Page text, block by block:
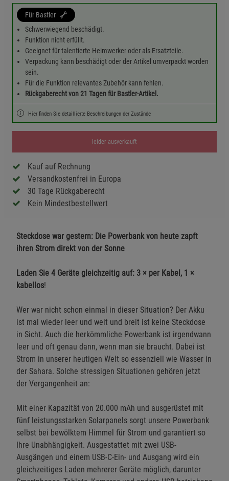
Für Bastler
Schwerwiegend beschädigt.
Funktion nicht erfüllt.
Geeignet für talentierte Heimwerker oder als Ersatzteile.
Verpackung kann beschädigt oder der Artikel umverpackt worden
sein.
Für die Funktion relevantes Zubehör kann fehlen.
Rückgaberecht von 21 Tagen für Bastler-Artikel.
Hier finden Sie detaillierte Beschreibungen der Zustände
leider ausverkauft
Kauf auf Rechnung
Versandkostenfrei in Europa
30 Tage Rückgaberecht
Kein Mindestbestellwert
Steckdose war gestern: Die Powerbank von heute zapft
ihren Strom direkt von der Sonne
Laden Sie 4 Geräte gleichzeitig auf: 3 × per Kabel, 1 ×
kabellos!
Wer war nicht schon einmal in dieser Situation? Der Akku
ist mal wieder leer und weit und breit ist keine Steckdose
in Sicht. Auch die herkömmliche Powerbank ist irgendwann
leer und oft genau dann, wenn man sie braucht. Dabei ist
Strom in unserer heutigen Welt so essenziell wie Wasser in
der Sahara. Solche stressigen Situationen gehören jetzt
der Vergangenheit an:
Mit einer Kapazität von 20.000 mAh und ausgerüstet mit
fünf leistungsstarken Solarpanels sorgt unsere Powerbank
selbst bei bewölktem Himmel für Strom und garantiert so
Ihre Unabhängigkeit. Ausgestattet mit zwei USB-
Ausgängen und einem USB-C-Ein- und Ausgang wird ein
gleichzeitiges Laden mehrerer Geräte möglich, darunter